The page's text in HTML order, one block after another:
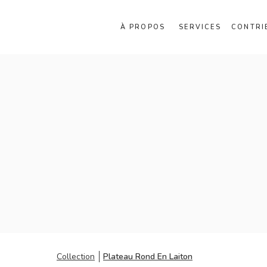
À PROPOS SERVICES
Collection
Plateau Rond En Laiton